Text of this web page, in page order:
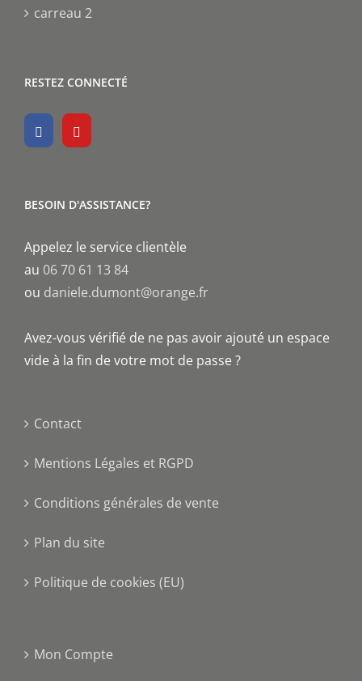
carreau 2
RESTEZ CONNECTÉ
BESOIN D'ASSISTANCE?
Appelez le service clientèle
au 06 70 61 13 84
ou daniele.dumont@orange.fr
Avez-vous vérifié de ne pas avoir ajouté un espace
vide à la fin de votre mot de passe ?
Contact
Mentions Légales et RGPD
Conditions générales de vente
Plan du site
Politique de cookies (EU)
Mon Compte